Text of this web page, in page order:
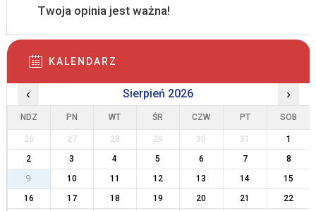
Twoja opinia jest ważna!
KALENDARZ
‹ Sierpień 2026 ›
NDZ PN WT ŚR CZW PT SOB
26 27 28 29 30 31
1
2
3 4 5 6 7
8
9
10 11 12 13 14
15
16
17 18 19 20 21
22